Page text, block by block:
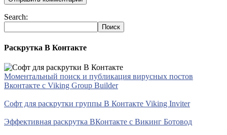
Search:
Раскрутка В Контакте
Моментальный поиск и публикация вирусных постов
Вконтакте с Viking Group Builder
Софт для раскрутки группы В Контакте Viking Inviter
Эффективная раскрутка ВКонтакте с Викинг Ботовод